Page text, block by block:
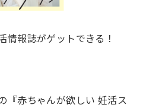
情報誌がゲットできる！
『赤ちゃんが欲しい 妊活ス